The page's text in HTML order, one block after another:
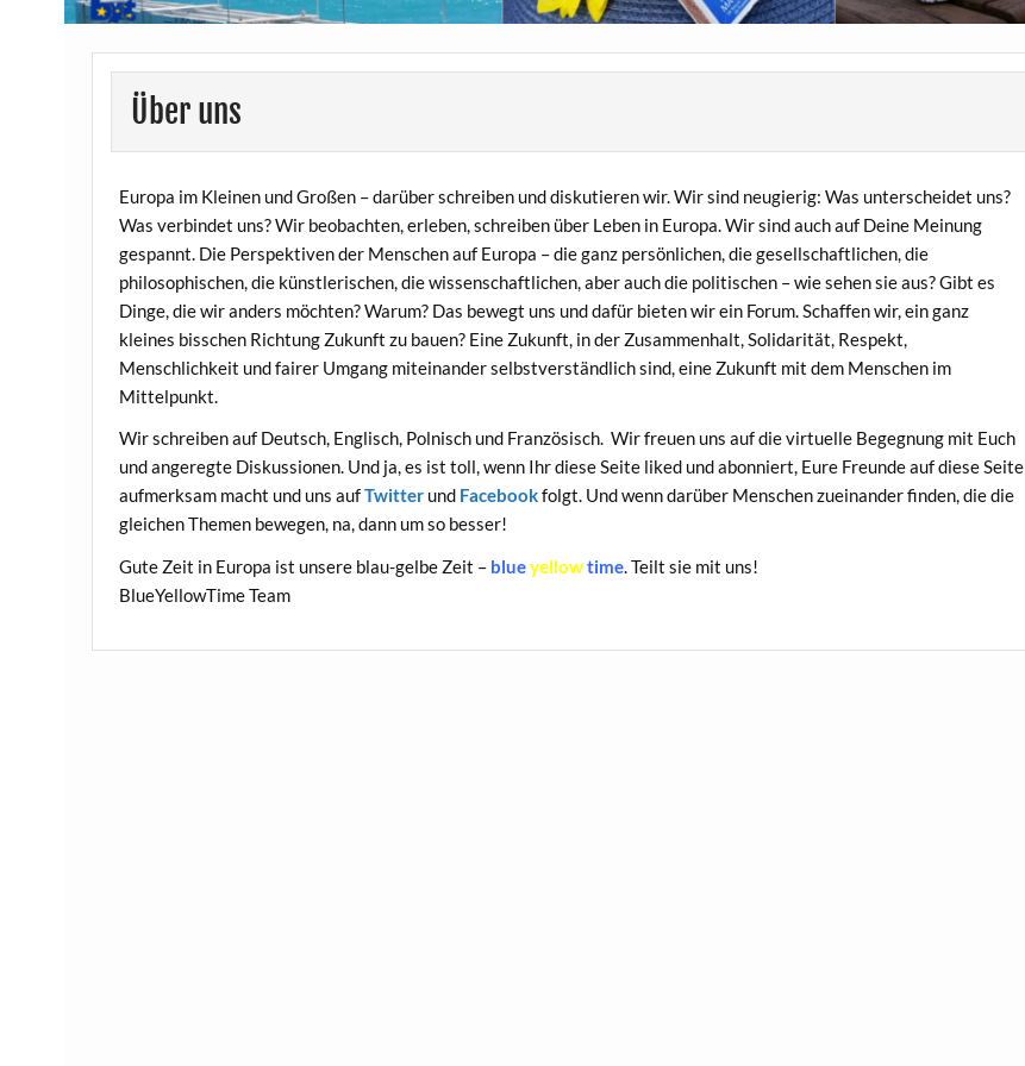
Über uns
Europa im Kleinen und Großen – darüber schreiben und diskutieren wir. Wir sind neugierig: Was unterscheidet uns?
Was verbindet uns? Wir beobachten, erleben, schreiben über Leben in Europa. Wir sind auch auf Deine Meinung
gespannt. Die Perspektiven der Menschen auf Europa – die ganz persönlichen, die gesellschaftlichen, die
philosophischen, die künstlerischen, die wissenschaftlichen, aber auch die politischen – wie sehen sie aus? Gibt es
Dinge, die wir anders möchten? Warum? Das bewegt uns und dafür bieten wir ein Forum. Schaffen wir, ein ganz
kleines bisschen Richtung Zukunft zu bauen? Eine Zukunft, in der Zusammenhalt, Solidarität, Respekt,
Menschlichkeit und fairer Umgang miteinander selbstverständlich sind, eine Zukunft mit dem Menschen im
Mittelpunkt.
Wir schreiben auf Deutsch, Englisch, Polnisch und Französisch. Wir freuen uns auf die virtuelle Begegnung mit Euch
und angeregte Diskussionen. Und ja, es ist toll, wenn Ihr diese Seite liked und abonniert, Eure Freunde auf diese Seite
aufmerksam macht und uns aufTwitter und Facebookfolgt. Und wenn darüber Menschen zueinander finden, die die
gleichen Themen bewegen, na, dann um so besser!
Gute Zeit in Europa ist unsere blau-gelbe Zeit – blueyellowtime . Teilt sie mit uns!
BlueYellowTime Team